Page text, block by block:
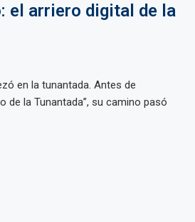
el arriero digital de la
en la tunantada. Antes de
de la Tunantada”, su camino pasó